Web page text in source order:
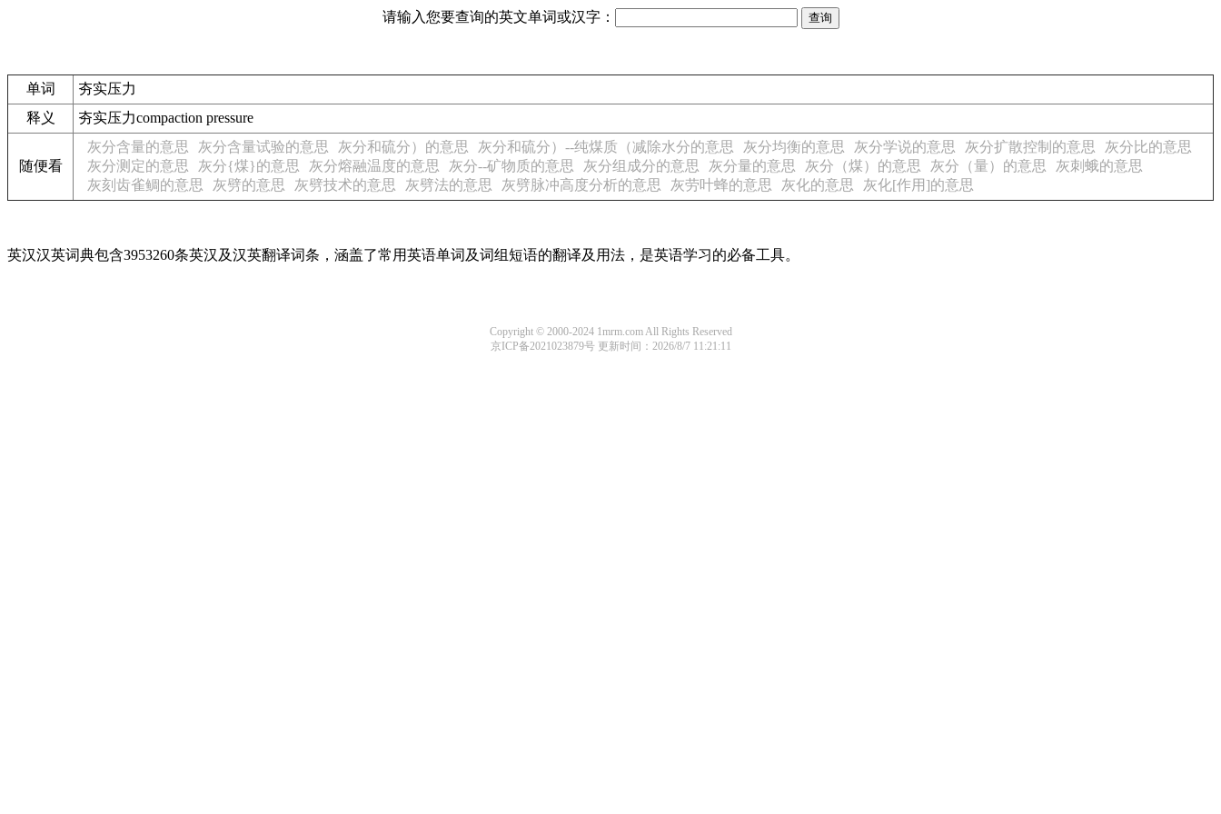
请输入您要查询的英文单词或汉字：
单词
夯实压力
释义
夯实压力compaction pressure
随便看
灰分含量的意思 灰分含量试验的意思 灰分和硫分）的意思 灰分和硫分）--纯煤质（减除水分的意思 灰分均衡的意思 灰分学说的意思 灰分扩散控制的意思
灰分比的意思
灰分测定的意思
灰分{煤}的意思 灰分熔融温度的意思 灰分--矿物质的意思 灰分组成分的意思 灰分量的意思 灰分（煤）的意思 灰分（量）的意思
灰刺蛾的意思
灰刻齿雀鲷的意思
灰劈的意思 灰劈技术的意思 灰劈法的意思 灰劈脉冲高度分析的意思 灰劳叶蜂的意思 灰化的意思 灰化[作用]的意思
英汉汉英词典包含3953260条英汉及汉英翻译词条，涵盖了常用英语单词及词组短语的翻译及用法，是英语学习的必备工具。
Copyright © 2000-2024 1mrm.com All Rights Reserved
京ICP备2021023879号 更新时间：2026/8/7 11:21:11